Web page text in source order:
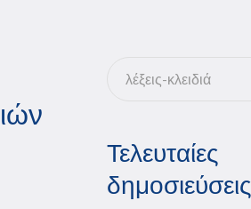
Τελευταίες
δημοσιεύσεις